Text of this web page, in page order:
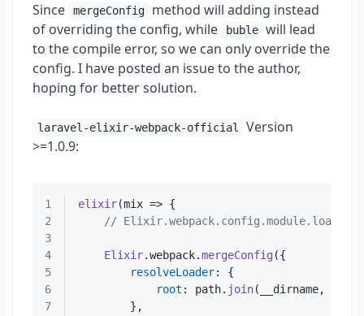
Since mergeConfig
method will adding instead
of overriding the config, while
buble will lead
to the compile error, so we can only override the
config. I have posted an issue to the author,
hoping for better solution.
laravel-elixir-webpack-official
Version
>=1.0.9:
1 elixir(mix =>
2
//
3
4
Elixir.webpack.mergeConfig
5
resolveLoader
6
root : path. join(__dirname,
7